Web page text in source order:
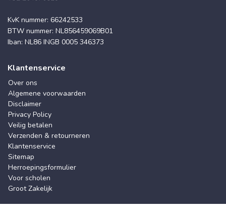
KvK nummer: 66242533
BTW nummer: NL856459069B01
Iban: NL86 INGB 0005 346373
Klantenservice
Over ons
Algemene voorwaarden
Disclaimer
Privacy Policy
Veilig betalen
Verzenden & retourneren
Klantenservice
Sitemap
Herroepingsformulier
Voor scholen
Groot Zakelijk